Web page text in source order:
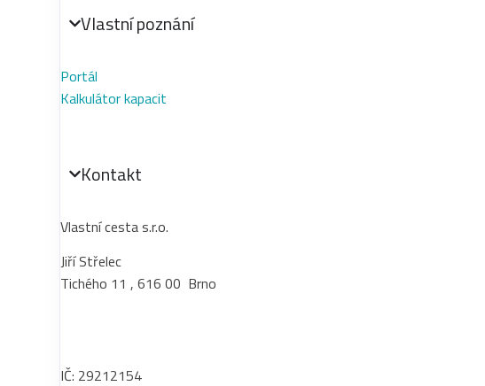
Vlastní poznání
Portál
Kalkulátor kapacit
Kontakt
Vlastní cesta s.r.o.
Jiří Střelec
Tichého 11 , 616 00 Brno
IČ: 29212154